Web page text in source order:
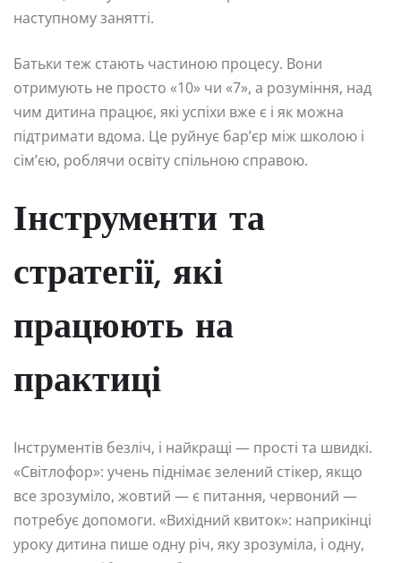
наступному занятті.
Батьки теж стають частиною процесу. Вони
отримують не просто «10» чи «7», а розуміння, над
чим дитина працює, які успіхи вже є і як можна
підтримати вдома. Це руйнує бар’єр між школою і
сім’єю, роблячи освіту спільною справою.
Інструменти та
стратегії, які
працюють на
практиці
Інструментів безліч, і найкращі — прості та швидкі.
«Світлофор»: учень піднімає зелений стікер, якщо
все зрозуміло, жовтий — є питання, червоний —
потребує допомоги. «Вихідний квиток»: наприкінці
уроку дитина пише одну річ, яку зрозуміла, і одну,